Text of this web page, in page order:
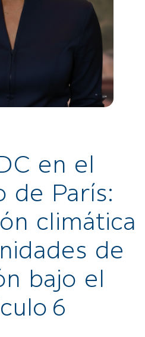
en el
de París:
climática
de
bajo el
6